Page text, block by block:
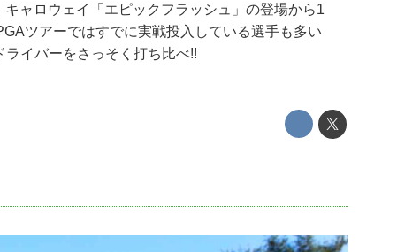
ャロウェイ「エピックフラッシュ」の登場から1
ツアーではすでに実戦投入している選手も多い
イバーをさっそく打ち比べ!!